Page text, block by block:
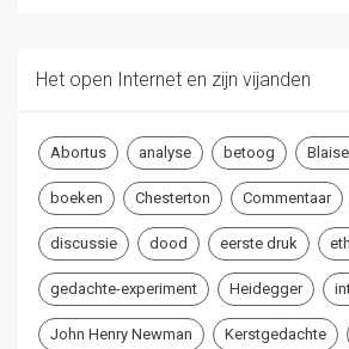
Het open Internet en zijn vijanden
Abortus analyse betoog
boeken Chesterton Commentaar
discussie dood eerste druk
gedachte-experiment Heidegger
John Henry Newman Kerstgedachte